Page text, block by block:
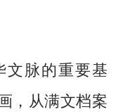
脉的重要基
，从满文档案